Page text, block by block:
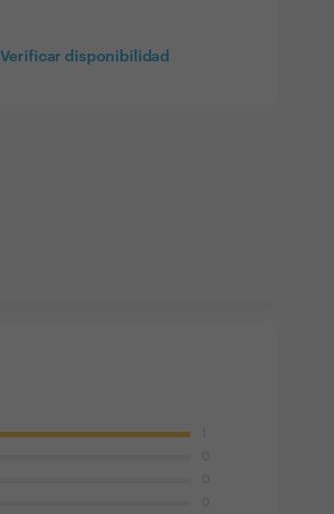
Verificar disponibilidad